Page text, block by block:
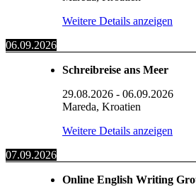
Weitere Details anzeigen
06.09.2026
Schreibreise ans Meer
29.08.2026 - 06.09.2026
Mareda, Kroatien
Weitere Details anzeigen
07.09.2026
Online English Writing